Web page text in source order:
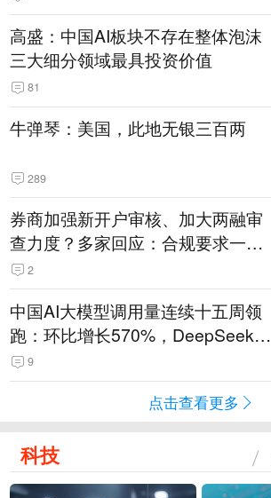
高盛：中国AI板块不存在整体泡沫
三大细分领域最具投资价值
81
牛弹琴：美国，此地无银三百两
289
券商加强新开户审核、加大两融审
查力度？多家回应：合规要求一贯
严格 不存在“从严”
2
中国AI大模型调用量连续十五周领
跑：环比增长570%，DeepSeek-V
4-Flash正式版登顶！MiniMax M
3、阶跃星辰Step 3.7 Flash跌出榜
9
点击查看更多
科技